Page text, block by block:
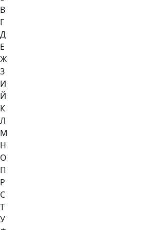
В
Г
Д
Е
Ж
З
И
Й
К
Л
М
Н
О
П
Р
С
Т
У